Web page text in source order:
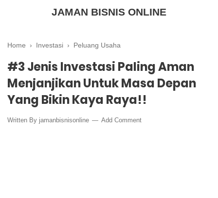
JAMAN BISNIS ONLINE
Home › Investasi › Peluang Usaha
#3 Jenis Investasi Paling Aman
Menjanjikan Untuk Masa Depan
Yang Bikin Kaya Raya!!
Written By jamanbisnisonline Add Comment